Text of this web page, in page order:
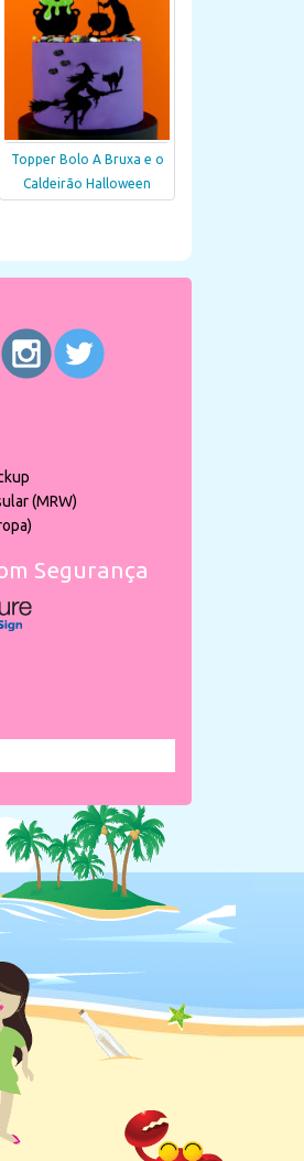
Topper Bolo A Bruxa e o
Caldeirão Halloween
(MRW)
Segurança